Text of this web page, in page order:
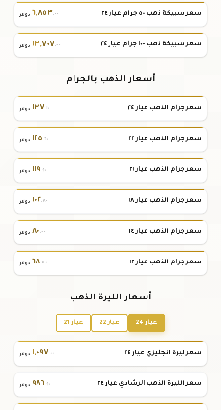
سعر سبيكة ذهب ٥٠ جرام عيار ٢٤ ٦,٨٥٣.٠٠ دولار
سعر سبيكة ذهب ١٠٠ جرام عيار ٢٤ ١٣,٧٠٧.٠٠ دولار
أسعار الذهب بالجرام
سعر جرام الذهب عيار ٢٤ ١٣٧.١٠ دولار
سعر جرام الذهب عيار ٢٢ ١٢٥.٦٠ دولار
سعر جرام الذهب عيار ٢١ ١١٩.٩٠ دولار
سعر جرام الذهب عيار ١٨ ١٠٢.٨٠ دولار
سعر جرام الذهب عيار ١٤ ٨٠ .٠٠ دولار
سعر جرام الذهب عيار ١٢ ٦٨.٥٠ دولار
أسعار الليرة الذهب
عيار 24 عيار 22 عيار 21
سعر ليرة انجليزي عيار ٢٤ ١,٠٩٧.٠٠ دولار
سعر الليرة الذهب الرشادي عيار ٢٤ ٩٨٦.٩٠ دولار